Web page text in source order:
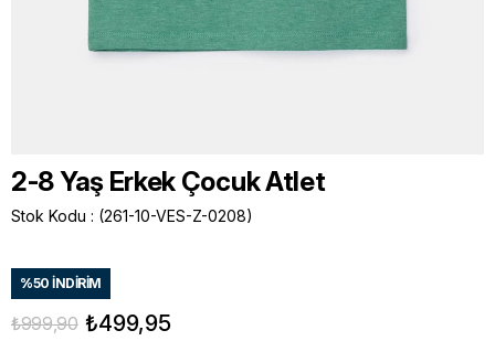
2-8 Yaş Erkek Çocuk Atlet
Stok Kodu (261-10-VES-Z-0208)
%50 İNDIRIM
₺999,90 ₺499,95